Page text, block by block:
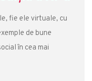
fie ele virtuale, cu
de bune
în cea mai